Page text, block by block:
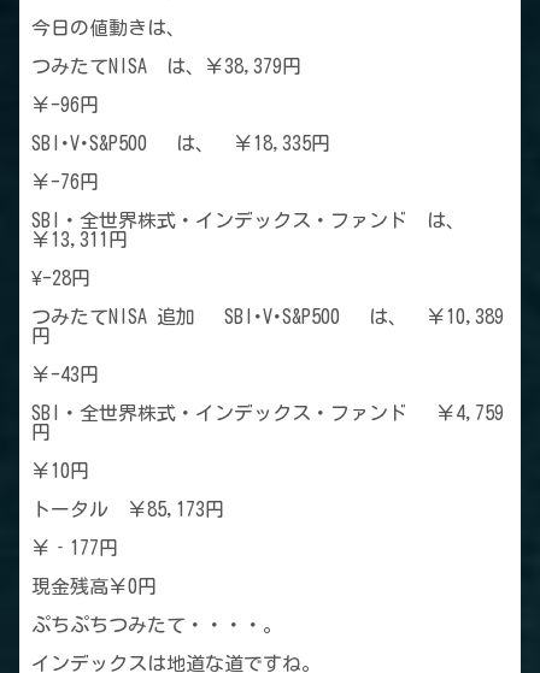
今日の値動きは、
つみたてNISA は、￥38,379円
￥-96円
SBI･V･S&P500 は、 ￥18,335円
￥-76円
SBI・全世界株式・インデックス・ファンド は、
￥13,311円
¥-28円
つみたてNISA 追加 SBI･V･S&P500 は、 ￥10,389
円
￥-43円
SBI・全世界株式・インデックス・ファンド ￥4,759
円
￥10円
トータル ￥85,173円
￥‐177円
現金残高￥0円
ぷちぷちつみたて・・・・。
インデックスは地道な道ですね。